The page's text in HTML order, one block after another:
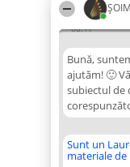
08:17
Bună,
ajutăm! 🙂
subiectul de
Sunt un
materiale